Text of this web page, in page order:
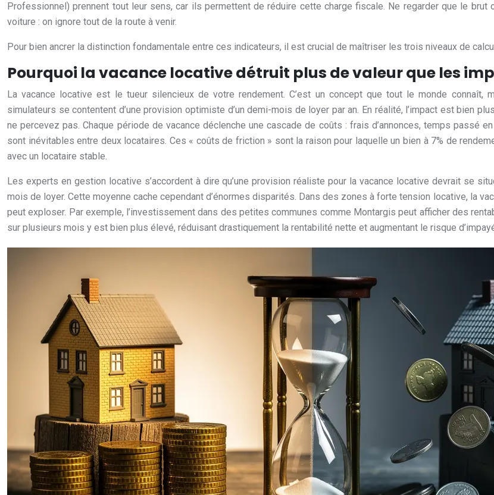
Professionnel) prennent tout leur sens, car ils permettent de réduire cette charge fiscale. Ne regarder que le
voiture : on ignore tout de la route à venir.
Pour bien ancrer la distinction fondamentale entre ces indicateurs, il est crucial de maîtriser les trois niveaux de
Pourquoi la vacance locative détruit plus de valeur que les
La vacance locative est le tueur silencieux de votre rendement. C’est un concept que tout le monde connaît,
simulateurs se contentent d’une provision optimiste d’un demi-mois de loyer par an. En réalité, l’impact est bien
ne percevez pas. Chaque période de vacance déclenche une cascade de coûts : frais d’annonces, temps passé
sont inévitables entre deux locataires. Ces « coûts de friction » sont la raison pour laquelle un bien à 7% de
avec un locataire stable.
Les experts en gestion locative s’accordent à dire qu’une provision réaliste pour la vacance locative devrait se
mois de loyer. Cette moyenne cache cependant d’énormes disparités. Dans des zones à forte tension locative, la
peut exploser. Par exemple, l’investissement dans des petites communes comme Montargis peut afficher des
sur plusieurs mois y est bien plus élevé, réduisant drastiquement la rentabilité nette et augmentant le risque